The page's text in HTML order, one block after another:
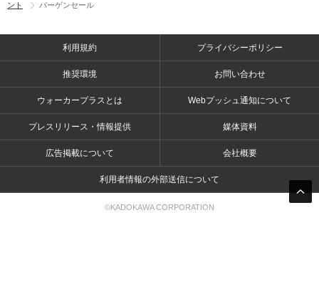
ント
バーゲンセール
利用規約 プライバシーポリシー
推奨環境 お問い合わせ
ウォーカープラスとは Webプッシュ通知について
プレスリリース・情報提供 媒体資料
広告掲載について 会社概要
利用者情報の外部送信について
©KADOKAWA CORPORATION